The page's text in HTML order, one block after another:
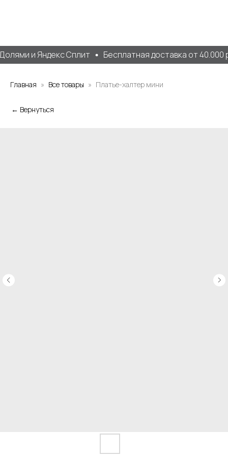
и Яндекс Сплит Бесплатная доставка от 40.000
Главная Все товары Платье-халтер мини
← Вернуться